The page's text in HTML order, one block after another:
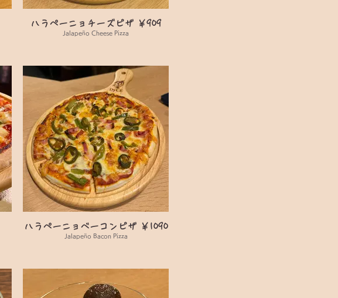
ハラペーニョチーズピザ ￥909
Jalapeño Cheese Pizza
ハラペーニョベーコンピザ ￥1090
Jalapeño Bacon Pizza